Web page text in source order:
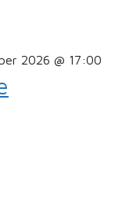
2026 @ 17:00